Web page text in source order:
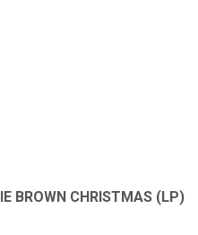
BROWN CHRISTMAS (LP)